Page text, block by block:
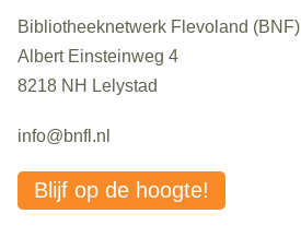
Bibliotheeknetwerk Flevoland (BNF)
Albert Einsteinweg 4
8218 NH Lelystad
info@bnfl.nl
Blijf op de hoogte!